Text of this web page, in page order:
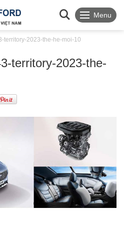
Menu
territory-2023-the-he-moi-10
territory-2023-the-